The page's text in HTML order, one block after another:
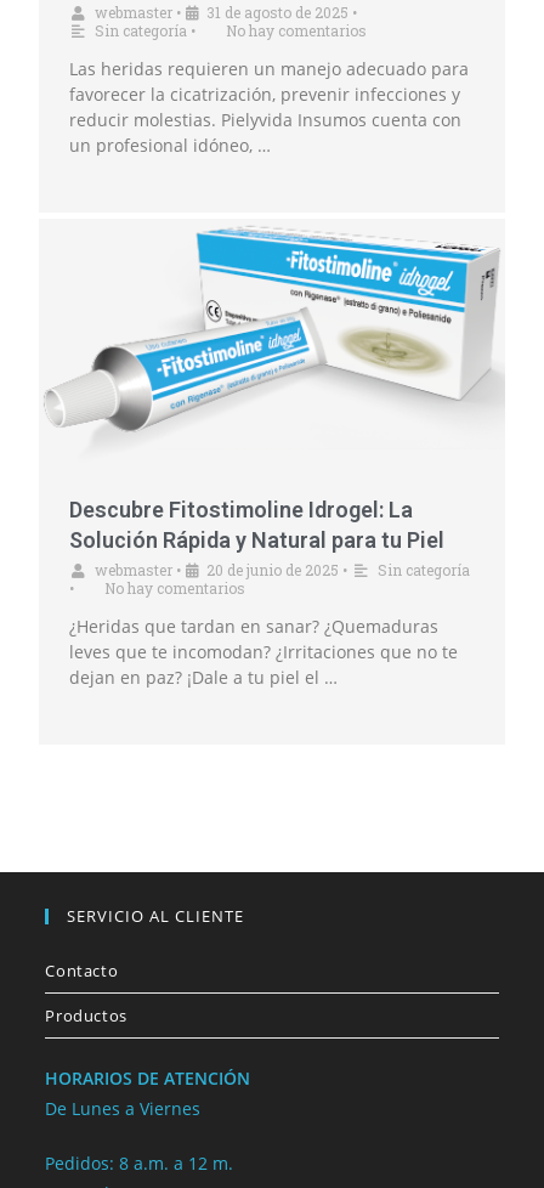
webmaster • 31 de agosto de 2025 •
Sin categoría • No hay comentarios
Las heridas requieren un manejo adecuado para
favorecer la cicatrización, prevenir infecciones y
reducir molestias. Pielyvida Insumos cuenta con
un profesional idóneo, …
Descubre Fitostimoline Idrogel: La
Solución Rápida y Natural para tu Piel
webmaster • 20 de junio de 2025 • Sin categoría
• No hay comentarios
¿Heridas que tardan en sanar? ¿Quemaduras
leves que te incomodan? ¿Irritaciones que no te
dejan en paz? ¡Dale a tu piel el …
SERVICIO AL CLIENTE
Contacto
Productos
HORARIOS DE ATENCIÓN
De Lunes a Viernes
Pedidos: 8 a.m. a 12 m.